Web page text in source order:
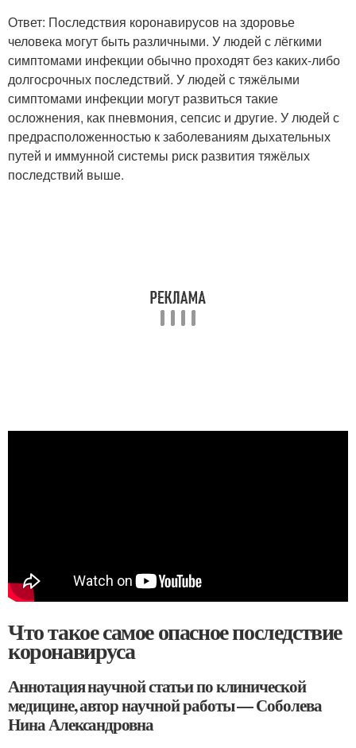
Ответ: Последствия коронавирусов на здоровье
человека могут быть различными. У людей с лёгкими
симптомами инфекции обычно проходят без каких-либо
долгосрочных последствий. У людей с тяжёлыми
симптомами инфекции могут развиться такие
осложнения, как пневмония, сепсис и другие. У людей с
предрасположенностью к заболеваниям дыхательных
путей и иммунной системы риск развития тяжёлых
последствий выше.
Что такое самое опасное последствие
коронавируса
Аннотация научной статьи по клинической
медицине, автор научной работы — Соболева
Нина Александровна